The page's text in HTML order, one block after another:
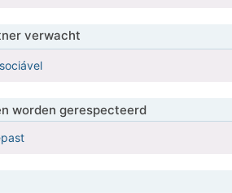
verwacht
worden gerespecteerd